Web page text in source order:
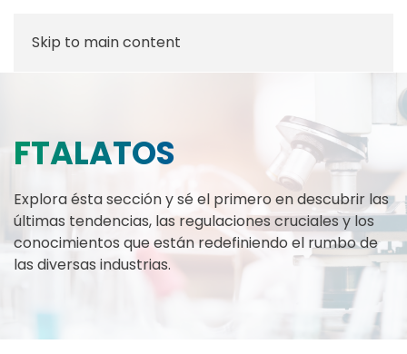
Skip to main content
FTALATOS
Explora ésta sección y sé el primero en descubrir las
últimas tendencias, las regulaciones cruciales y los
conocimientos que están redefiniendo el rumbo de
las diversas industrias.